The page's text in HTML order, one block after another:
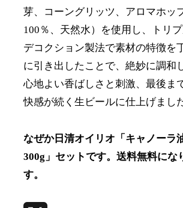
芽、コーングリッツ、アロマホッ
100％、天然水）を使用し、トリ
デコクション製法で素材の特徴を
に引き出したことで、絶妙に調和
心地よい香ばしさと刺激、最後ま
快感が続く生ビールに仕上げまし
なぜか日清オイリオ「キャノーラ
300g」セットです。送料無料にな
す。